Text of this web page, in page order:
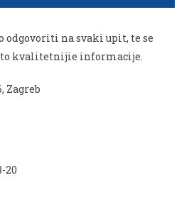
odgovoriti na svaki upit, te se
kvalitetnijie informacije.
Zagreb
20